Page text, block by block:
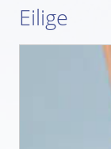
Eilige